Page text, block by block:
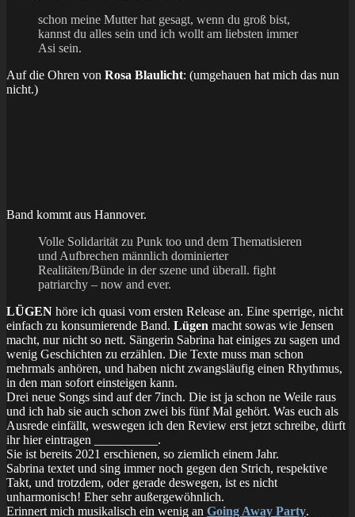
schon meine Mutter hat gesagt, wenn du groß bist,
kannst du alles sein und ich wollt am liebsten immer
Asi sein.
Auf die Ohren von Rosa Blaulicht: (umgehauen hat mich das nun
nicht.)
Band kommt aus Hannover.
Volle Solidarität zu Punk too und dem Thematisieren
und Aufbrechen männlich dominierter
Realitäten/Bünde in der szene und überall. fight
patriarchy – now and ever.
LÜGEN höre ich quasi vom ersten Release an. Eine sperrige, nicht
einfach zu konsumierende Band. Lügen macht sowas wie Jensen
macht, nur nicht so nett. Sängerin Sabrina hat einiges zu sagen und
wenig Geschichten zu erzählen. Die Texte muss man schon
mehrmals anhören, und haben nicht zwangsläufig einen Rhythmus,
in den man sofort einsteigen kann.
Drei neue Songs sind auf der 7inch. Die ist ja schon ne Weile raus
und ich hab sie auch schon zwei bis fünf Mal gehört. Was euch als
Ausrede einfällt, weswegen ich den Review erst jetzt schreibe, dürft
ihr hier eintragen __________.
Sie ist bereits 2021 erschienen, so ziemlich einem Jahr.
Sabrina textet und sing immer noch gegen den Strich, respektive
Takt, und trotzdem, oder gerade deswegen, ist es nicht
unharmonisch! Eher sehr außergewöhnlich.
Erinnert mich musikalisch ein wenig an Going Away Party.